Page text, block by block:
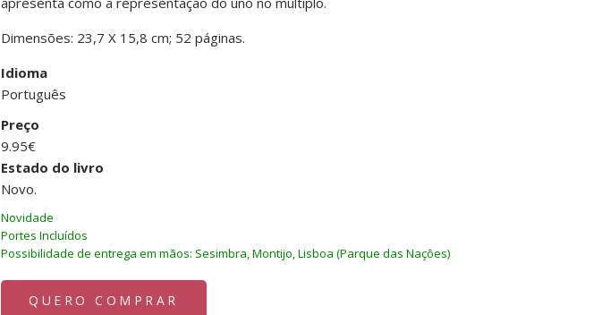
Dimensões: 23,7 X 15,8 cm; 52 páginas.
Idioma
Português
Preço
9.95€
Estado do livro
Novo.
Novidade
Portes Incluídos
Possibilidade de entrega em mãos: Sesimbra, Montijo, Lisboa (Parque das Nações)
QUERO COMPRAR